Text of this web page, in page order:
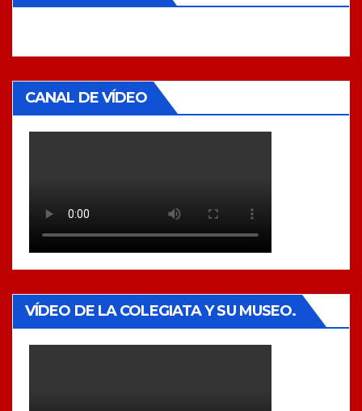
CANAL DE VÍDEO
VÍDEO DE LA COLEGIATA Y SU MUSEO.